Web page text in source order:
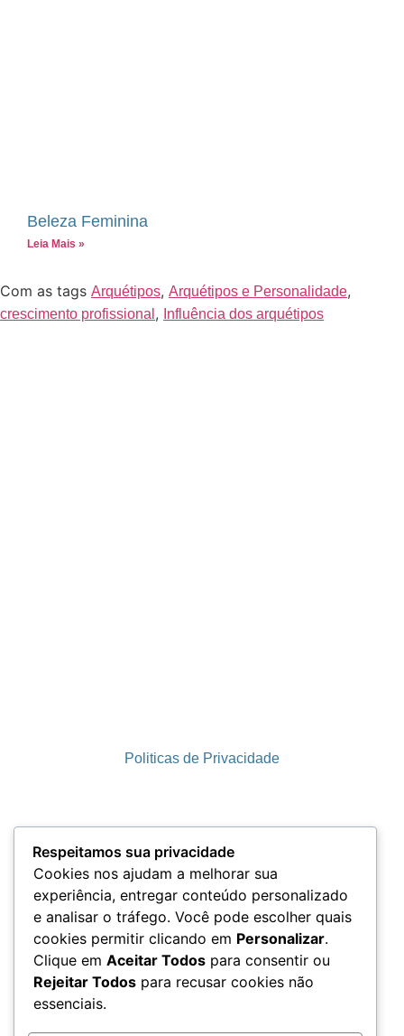
Beleza Feminina
Leia Mais »
Com as tags Arquétipos, Arquétipos e Personalidade,
crescimento profissional , Influência dos arquétipos
Politicas de Privacidade
Termos e Condições
LGPD
Respeitamos sua privacidade
Cookies nos ajudam a melhorar sua
experiência, entregar conteúdo personalizado
e analisar o tráfego. Você pode escolher quais
cookies permitir clicando em Personalizar.
Clique em Aceitar Todos para consentir ou
Rejeitar Todos para recusar cookies não
essenciais.